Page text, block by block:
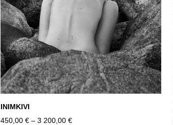
INIMKIVI
450,00 €– 3 200,00 €